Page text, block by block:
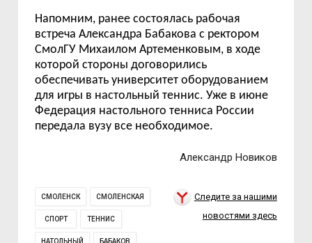
Напомним, ранее состоялась рабочая
встреча Александра Бабакова с ректором
СмолГУ Михаилом Артеменковым, в ходе
которой стороны договорились
обеспечивать университет оборудованием
для игры в настольный теннис. Уже в июне
Федерация настольного тенниса России
передала вузу все необходимое.
Александр Новиков
СМОЛЕНСК СМОЛЕНСКАЯ
СПОРТ ТЕННИС
НАТОЛЬНЫЙ БАБАКОВ
Следите за нашими
новостями здесь